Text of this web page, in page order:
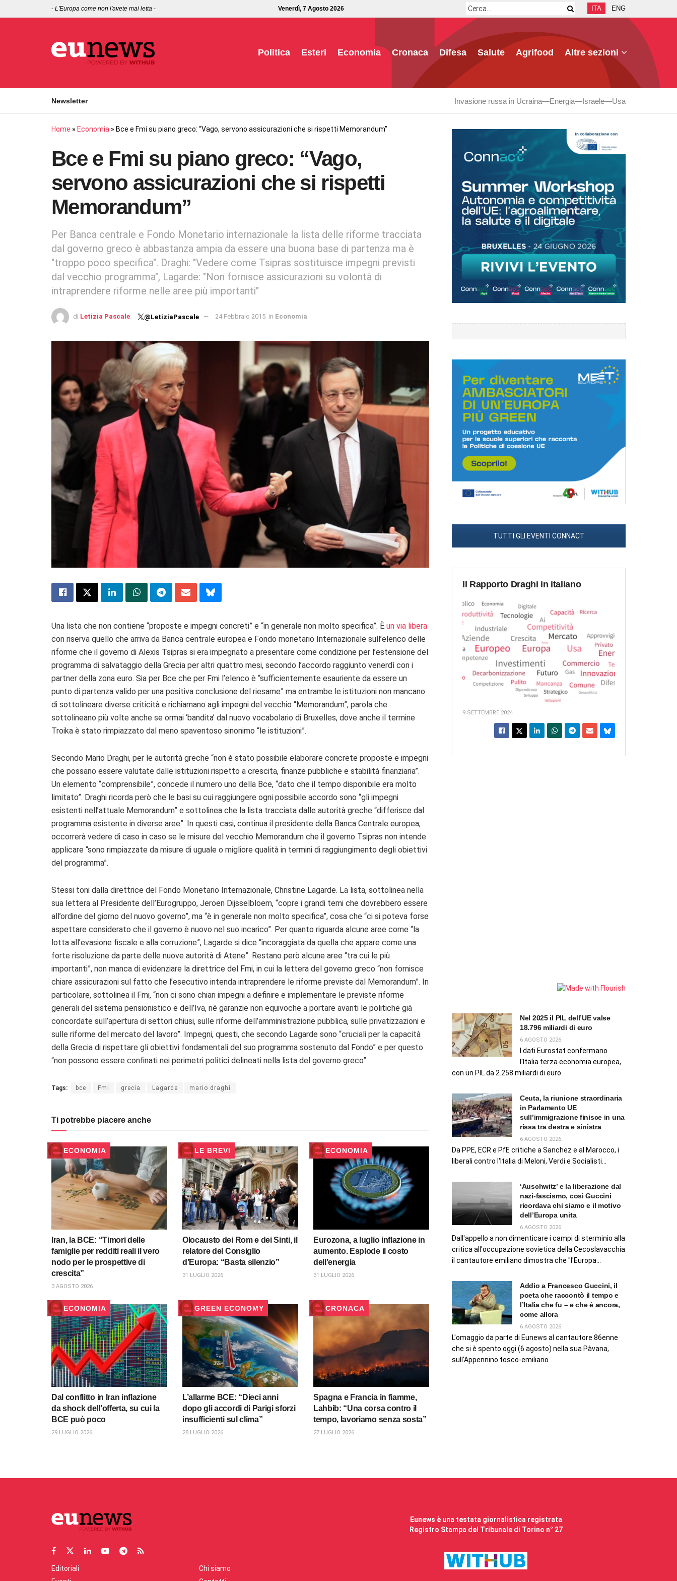
- L'Europa come non l'avete mai letta - Venerdì, 7 Agosto 2026 ITA ENG
Politica Esteri Economia Cronaca Difesa Salute Agrifood Altre sezioni
Newsletter Invasione russa in Ucraina Energia Israele Usa
Home » Economia » Bce e Fmi su piano greco: “Vago, servono assicurazioni che si rispetti Memorandum”
Bce e Fmi su piano greco: “Vago,
servono assicurazioni che si rispetti
Memorandum”
Per Banca centrale e Fondo Monetario internazionale la lista delle riforme tracciata
dal governo greco è abbastanza ampia da essere una buona base di partenza ma è
"troppo poco specifica". Draghi: "Vedere come Tsipras sostituisce impegni previsti
dal vecchio programma", Lagarde: "Non fornisce assicurazioni su volontà di
intraprendere riforme nelle aree più importanti"
di Letizia Pascale @LetiziaPascale 24 Febbraio 2015 in Economia
Una lista che non contiene “proposte e impegni concreti” e “in generale non molto specifica”. È un via libera
con riserva quello che arriva da Banca centrale europea e Fondo monetario Internazionale sull’elenco delle
riforme che il governo di Alexis Tsipras si era impegnato a presentare come condizione per l’estensione del
programma di salvataggio della Grecia per altri quattro mesi, secondo l’accordo raggiunto venerdì con i
partner della zona euro. Sia per Bce che per Fmi l’elenco è “sufficientemente esauriente da essere un
punto di partenza valido per una positiva conclusione del riesame” ma entrambe le istituzioni non mancano
di sottolineare diverse criticità e richiamano agli impegni del vecchio “Memorandum”, parola che
sottolineano più volte anche se ormai ‘bandita’ dal nuovo vocabolario di Bruxelles, dove anche il termine
Troika è stato rimpiazzato dal meno spaventoso sinonimo “le istituzioni”.
Secondo Mario Draghi, per le autorità greche “non è stato possibile elaborare concrete proposte e impegni
che possano essere valutate dalle istituzioni rispetto a crescita, finanze pubbliche e stabilità finanziaria”.
Un elemento “comprensibile”, concede il numero uno della Bce, “dato che il tempo disponibile era molto
limitato”. Draghi ricorda però che le basi su cui raggiungere ogni possibile accordo sono “gli impegni
esistenti nell’attuale Memorandum” e sottolinea che la lista tracciata dalle autorità greche “differisce dal
programma esistente in diverse aree”. In questi casi, continua il presidente della Banca Centrale europea,
occorrerà vedere di caso in caso se le misure del vecchio Memorandum che il governo Tsipras non intende
applicare “sono rimpiazzate da misure di uguale o migliore qualità in termini di raggiungimento degli obiettivi
del programma”.
Stessi toni dalla direttrice del Fondo Monetario Internazionale, Christine Lagarde. La lista, sottolinea nella
sua lettera al Presidente dell’Eurogruppo, Jeroen Dijsselbloem, “copre i grandi temi che dovrebbero essere
all’ordine del giorno del nuovo governo”, ma “è in generale non molto specifica”, cosa che “ci si poteva forse
aspettare considerato che il governo è nuovo nel suo incarico”. Per quanto riguarda alcune aree come “la
lotta all’evasione fiscale e alla corruzione”, Lagarde si dice “incoraggiata da quella che appare come una
forte risoluzione da parte delle nuove autorità di Atene”. Restano però alcune aree “tra cui le più
importanti”, non manca di evidenziare la direttrice del Fmi, in cui la lettera del governo greco “non fornisce
chiare assicurazioni sul fatto che l’esecutivo intenda intraprendere le riforme previste dal Memorandum”. In
particolare, sottolinea il Fmi, “non ci sono chiari impegni a definire e implementare le previste riforme
generali del sistema pensionistico e dell’Iva, né garanzie non equivoche a portare avanti le politiche già
concordate sull’apertura di settori chiusi, sulle riforme dell’amministrazione pubblica, sulle privatizzazioni e
sulle riforme del mercato del lavoro”. Impegni, questi, che secondo Lagarde sono “cruciali per la capacità
della Grecia di rispettare gli obiettivi fondamentali del suo programma sostenuto dal Fondo” e per questo
“non possono essere confinati nei perimetri politici delineati nella lista del governo greco”.
Tags: bce Fmi grecia Lagarde mario draghi
Ti potrebbe piacere anche
ECONOMIA
Iran, la BCE: “Timori delle
famiglie per redditi reali il vero
nodo per le prospettive di
crescita”
3 AGOSTO 2026
LE BREVI
Olocausto dei Rom e dei Sinti, il
relatore del Consiglio
d’Europa: “Basta silenzio”
31 LUGLIO 2026
ECONOMIA
Eurozona, a luglio inflazione in
aumento. Esplode il costo
dell’energia
31 LUGLIO 2026
ECONOMIA
Dal conflitto in Iran inflazione
da shock dell’offerta, su cui la
BCE può poco
29 LUGLIO 2026
GREEN ECONOMY
L’allarme BCE: “Dieci anni
dopo gli accordi di Parigi sforzi
insufficienti sul clima”
28 LUGLIO 2026
CRONACA
Spagna e Francia in fiamme,
Lahbib: “Una corsa contro il
tempo, lavoriamo senza sosta”
27 LUGLIO 2026
TUTTI GLI EVENTI CONNACT
Il Rapporto Draghi in italiano
9 SETTEMBRE 2024
Nel 2025 il PIL dell’UE valse
18.796 miliardi di euro
6 AGOSTO 2026
I dati Eurostat confermano
l'Italia terza economia europea,
con un PIL da 2.258 miliardi di euro
Ceuta, la riunione straordinaria
in Parlamento UE
sull’immigrazione finisce in una
rissa tra destra e sinistra
6 AGOSTO 2026
Da PPE, ECR e PfE critiche a Sanchez e al Marocco, i
liberali contro l'Italia di Meloni, Verdi e Socialisti...
‘Auschwitz’ e la liberazione dal
nazi-fascismo, così Guccini
ricordava chi siamo e il motivo
dell’Europa unita
6 AGOSTO 2026
Dall'appello a non dimenticare i campi di sterminio alla
critica all'occupazione sovietica della Cecoslavacchia
il cantautore emiliano dimostra che "l'Europa...
Addio a Francesco Guccini, il
poeta che raccontò il tempo e
l’Italia che fu – e che è ancora,
come allora
6 AGOSTO 2026
L'omaggio da parte di Eunews al cantautore 86enne
che si è spento oggi (6 agosto) nella sua Pàvana,
sull'Appennino tosco-emiliano
Editoriali
Chi siamo
Eunews è una testata giornalistica registrata
Registro Stampa del Tribunale di Torino n° 27